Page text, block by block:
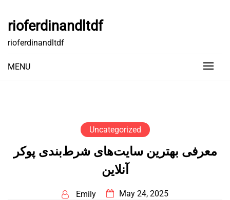
content
rioferdinandltdf
rioferdinandltdf
MENU
Uncategorized
معرفی بهترین سایت‌های شرط‌بندی پوکر
آنلاین
Emily May 24, 2025